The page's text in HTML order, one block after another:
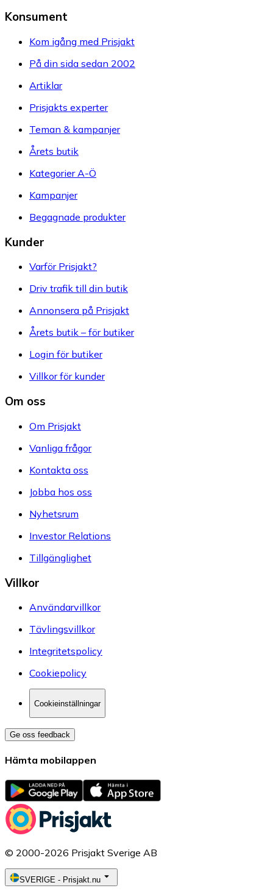
Konsument
Kom igång med Prisjakt
På din sida sedan 2002
Artiklar
Prisjakts experter
Teman & kampanjer
Årets butik
Kategorier A-Ö
Kampanjer
Begagnade produkter
Kunder
Varför Prisjakt?
Driv trafik till din butik
Annonsera på Prisjakt
Årets butik – för butiker
Login för butiker
Villkor för kunder
Om oss
Om Prisjakt
Vanliga frågor
Kontakta oss
Jobba hos oss
Nyhetsrum
Investor Relations
Tillgänglighet
Villkor
Användarvillkor
Tävlingsvillkor
Integritetspolicy
Cookiepolicy
Cookieinställningar
Ge oss feedback
Hämta mobilappen
© 2000-2026 Prisjakt Sverige AB
SVERIGE - Prisjakt.nu